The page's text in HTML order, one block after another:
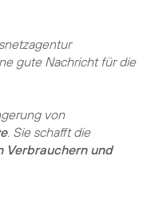
gute Nachricht für die
von
. Sie schafft die
Verbrauchern und